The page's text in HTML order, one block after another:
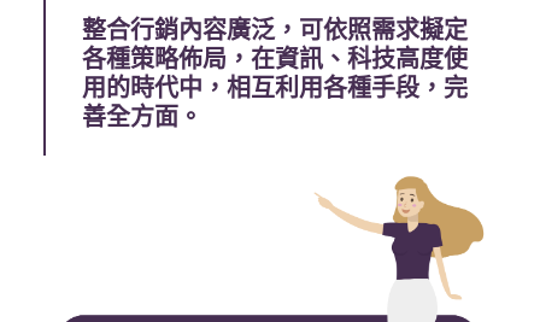
整合行銷內容廣泛，可依照需求擬定
各種策略佈局，在資訊、科技高度使
用的時代中，相互利用各種手段，完
善全方面。